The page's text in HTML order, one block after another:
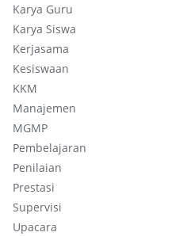
Karya Guru
Karya Siswa
Kerjasama
Kesiswaan
KKM
Manajemen
MGMP
Pembelajaran
Penilaian
Prestasi
Supervisi
Upacara